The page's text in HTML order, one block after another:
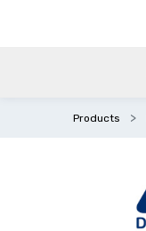
Products